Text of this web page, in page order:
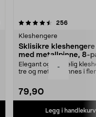
-
256
Kleshengere
Sklisikre
med metallpinne, 8-
Elegant og skikkelig
tre og metall – finnes i
79,90
Legg i handlekurv
4.5av 5 stjerner